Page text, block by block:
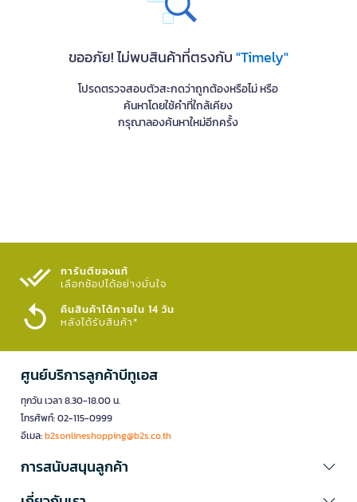
ขออภัย! ไม่พบสินค้าที่ตรงกับ"Timely"
โปรดตรวจสอบตัวสะกดว่าถูกต้องหรือไม่ หรือ
ค้นหาโดยใช้คำที่ใกล้เคียง
กรุณาลองค้นหาใหม่อีกครั้ง
การันตีของแท้
เลือกช้อปได้อย่างมั่นใจ​
คืนสินค้าได้ภายใน 14 วัน
หลังได้รับสินค้า*
ศูนย์บริการลูกค้าบีทูเอส
ทุกวัน เวลา 8.30-18.00 น.
โทรศัพท์: 02-115-0999
อีเมล:b2sonlineshopping@b2s.co.th
การสนับสนุนลูกค้า